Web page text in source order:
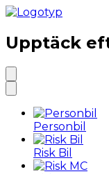
Upptäck
Personbil
Risk Bil